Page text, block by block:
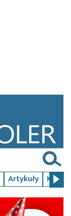
Artykuły Kursy